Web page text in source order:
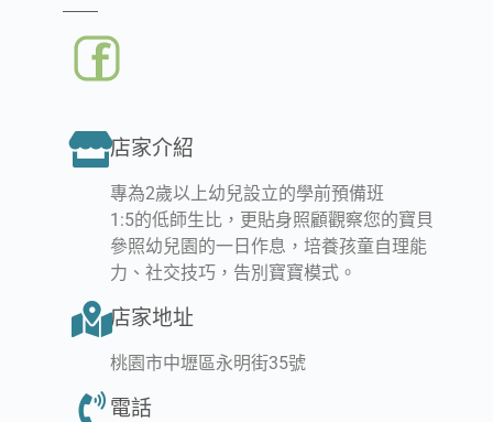
店家介紹
專為2歲以上幼兒設立的學前預備班
1:5的低師生比，更貼身照顧觀察您的寶貝
參照幼兒園的一日作息，培養孩童自理能
力、社交技巧，告別寶寶模式。
店家地址
桃園市中壢區永明街35號
電話